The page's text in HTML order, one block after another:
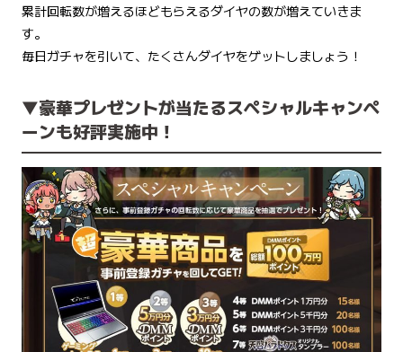
累計回転数が増えるほどもらえるダイヤの数が増えていきま
す。
毎日ガチャを引いて、たくさんダイヤをゲットしましょう！
▼豪華プレゼントが当たるスペシャルキャンペ
ーンも好評実施中！